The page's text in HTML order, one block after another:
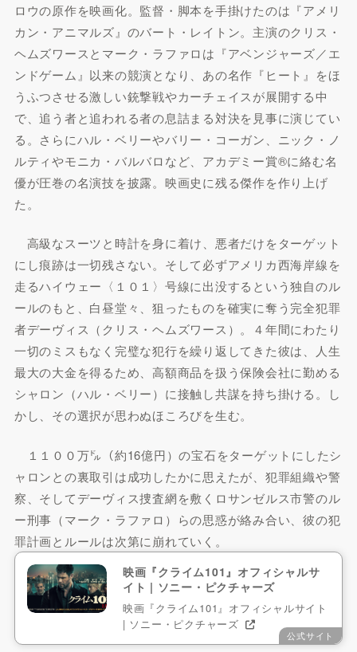
ロウの原作を映画化。監督・脚本を手掛けたのは『アメリ
カン・アニマルズ』のバート・レイトン。主演のクリス・
ヘムズワースとマーク・ラファロは『アベンジャーズ／エ
ンドゲーム』以来の競演となり、あの名作『ヒート』をほ
うふつさせる激しい銃撃戦やカーチェイスが展開する中
で、追う者と追われる者の息詰まる対決を見事に演じてい
る。さらにハル・ベリーやバリー・コーガン、ニック・ノ
ルティやモニカ・バルバロなど、アカデミー賞®に絡む名
優が圧巻の名演技を披露。映画史に残る傑作を作り上げ
た。
高級なスーツと時計を身に着け、悪者だけをターゲット
にし痕跡は一切残さない。そして必ずアメリカ西海岸線を
走るハイウェー〈１０１〉号線に出没するという独自のル
ールのもと、白昼堂々、狙ったものを確実に奪う完全犯罪
者デーヴィス（クリス・ヘムズワース）。４年間にわたり
一切のミスもなく完璧な犯行を繰り返してきた彼は、人生
最大の大金を得るため、高額商品を扱う保険会社に勤める
シャロン（ハル・ベリー）に接触し共謀を持ち掛ける。し
かし、その選択が思わぬほころびを生む。
１１００万㌦（約16億円）の宝石をターゲットにしたシ
ャロンとの裏取引は成功したかに思えたが、犯罪組織や警
察、そしてデーヴィス捜査網を敷くロサンゼルス市警のル
ー刑事（マーク・ラファロ）らの思惑が絡み合い、彼の犯
罪計画とルールは次第に崩れていく。
公式サイト
映画『クライム101』オフィシャルサ
イト | ソニー・ピクチャーズ
映画『クライム101』オフィシャルサイト
| ソニー・ピクチャーズ